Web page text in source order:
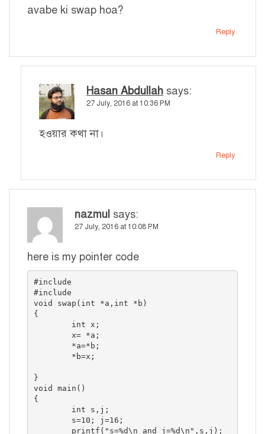
avabe ki swap hoa?
Reply
Hasan Abdullah says:
27 July, 2016 at 10:36 PM
হওয়ার কথা না।
Reply
nazmul says:
27 July, 2016 at 10:08 PM
here is my pointer code
#include
#include
void swap(int *a,int *b)
{
}
void main()
{